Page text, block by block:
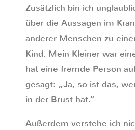
Zusätzlich bin ich
über die Aussagen im
anderer Menschen zu
Kind. Mein Kleiner war
hat eine fremde Person
gesagt: „Ja, so ist das,
in der Brust hat.“
Außerdem verstehe ich